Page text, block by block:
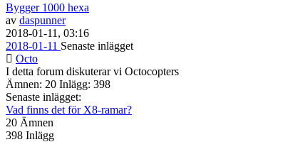
Bygger 1000 hexa
av daspunner
2018-01-11, 03:16
2018-01-11 Senaste inlägget
Octo
I detta forum diskuterar vi Octocopters
Ämnen: 20 Inlägg: 398
Senaste inlägget:
Vad finns det för X8-ramar?
20 Ämnen
398 Inlägg